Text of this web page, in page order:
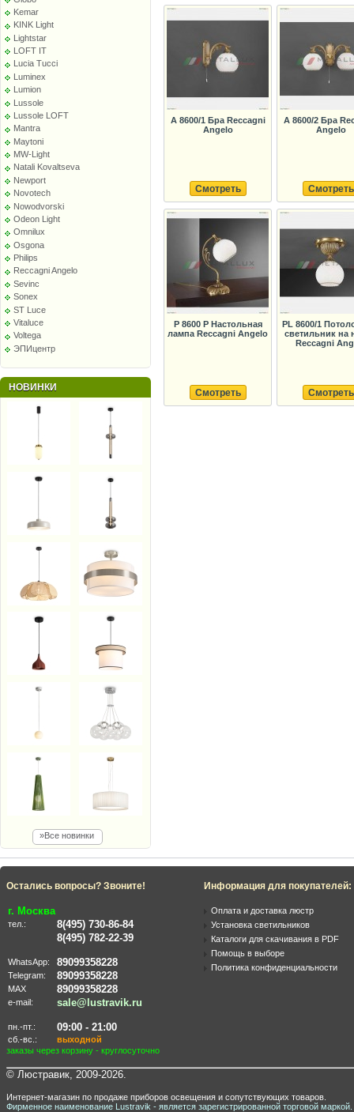
Kemar
KINK Light
Lightstar
LOFT IT
Lucia Tucci
Luminex
Lumion
Lussole
Lussole LOFT
Mantra
Maytoni
MW-Light
Natali Kovaltseva
Newport
Novotech
Nowodvorski
Odeon Light
Omnilux
Osgona
Philips
Reccagni Angelo
Sevinc
Sonex
ST Luce
Vitaluce
Voltega
ЭПИцентр
НОВИНКИ
»Все новинки
A 8600/1 Бра Reccagni
Angelo
Смотреть
A 8600/2 Бра
Angelo
Смотреть
P 8600 P Настольная
лампа Reccagni Angelo
Смотреть
PL 8600/1
светильник на
Reccagni
Смотреть
Остались вопросы? Звоните!
г. Москва
тел.:
8(495) 730-86-84
8(495) 782-22-39
WhatsApp: 89099358228
Telegram: 89099358228
MAX 89099358228
e-mail: sale@lustravik.ru
пн.-пт.: 09:00 - 21:00
сб.-вс.:
выходной
заказы через корзину - круглосуточно
Информация для покупателей:
Оплата и доставка люстр
Установка светильников
Каталоги для скачивания в PDF
Помощь в выборе
Политика конфиденциальности
© Люстравик, 2009-2026.
Интернет-магазин по продаже приборов освещения и сопутствующих товаров.
Фирменное наименование Lustravik - является зарегистрированной торговой